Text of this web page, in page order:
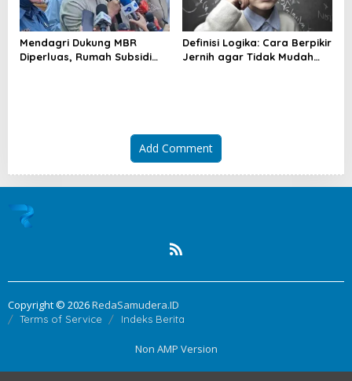
Mendagri Dukung MBR
Diperluas, Rumah Subsidi
Definisi Logika: Cara Berpikir
Jernih agar Tidak Mudah
Add Comment
Copyright © 2026RedaSamudera.ID
Terms of Service Indeks Berita
Non AMP Version